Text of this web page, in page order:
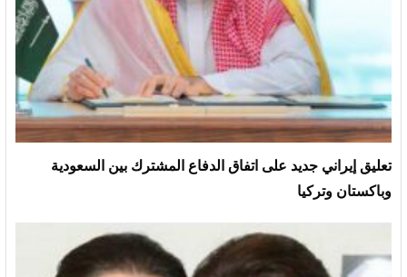
تعليق إيراني جديد على اتفاق الدفاع المشترك بين السعودية
وباكستان وتركيا